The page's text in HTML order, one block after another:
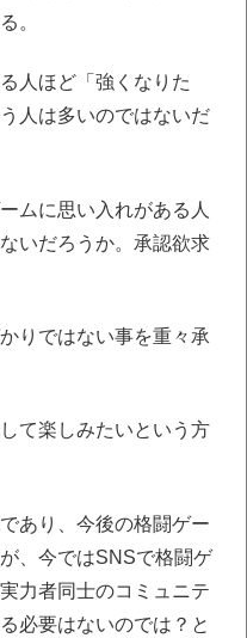
。
人ほど「強くなりた
人は多いのではないだ
ムに思い入れがある人
いだろうか。承認欲求
りではない事を重々承
て楽しみたいという方
あり、今後の格闘ゲー
、今ではSNSで格闘ゲ
力者同士のコミュニテ
必要はないのでは？と